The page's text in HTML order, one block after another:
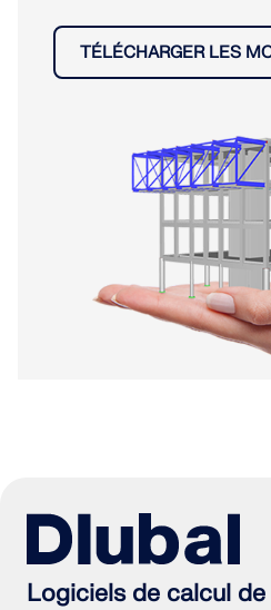
TÉLÉCHARGER LES
Logiciels de calcul